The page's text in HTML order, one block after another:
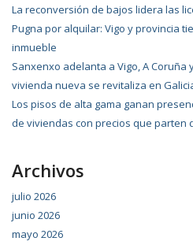
La reconversión de bajos lidera las
Pugna por alquilar: Vigo y provincia
inmueble
Sanxenxo adelanta a Vigo, A
vivienda nueva se revitaliza en
Los pisos de alta gama ganan
de viviendas con precios que parten
Archivos
julio 2026
junio 2026
mayo 2026